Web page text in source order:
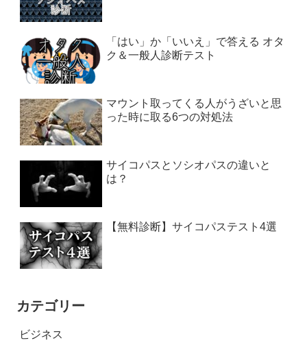
「はい」か「いいえ」で答える オタ
ク＆一般人診断テスト
マウント取ってくる人がうざいと思
った時に取る6つの対処法
サイコパスとソシオパスの違いと
は？
【無料診断】サイコパステスト4選
カテゴリー
ビジネス